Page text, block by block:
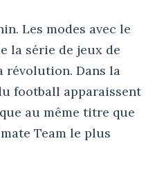
Les modes avec le
la série de jeux de
révolution. Dans la
football apparaissent
au même titre que
Team le plus